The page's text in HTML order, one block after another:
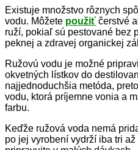
Existuje množstvo rôznych
vodu. Môžete použiť čerstvé
ruží, pokiaľ sú pestované bez
peknej a zdravej organickej
Ružovú vodu je možné
okvetných lístkov do
najjednoduchšia metóda,
vodu, ktorá príjemne vonia a
farbu.
Keďže ružová voda nemá
po jej vyrobení vydrží iba tri